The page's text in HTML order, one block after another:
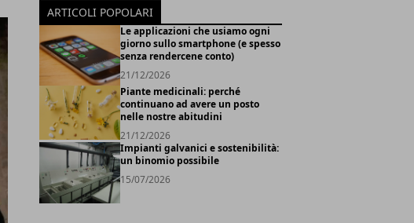
ARTICOLI POPOLARI
Le applicazioni che usiamo ogni
giorno sullo smartphone (e spesso
senza rendercene conto)
21/12/2026
Piante medicinali: perché
continuano ad avere un posto
nelle nostre abitudini
21/12/2026
Impianti galvanici e sostenibilità:
un binomio possibile
15/07/2026